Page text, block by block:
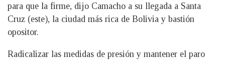
para que la firme, dijo Camacho a su llegada a Santa
Cruz (este), la ciudad más rica de Bolivia y bastión
opositor.
Radicalizar las medidas de presión y mantener el paro